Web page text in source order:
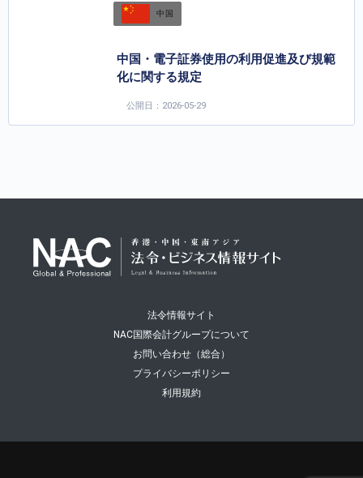
中国
中国・電子証券使用の利用促進及び規範
化に関する規定
公開日：2026-05-29
法令情報サイト
NAC国際会計グループについて
お問い合わせ（総合）
プライバシーポリシー
利用規約